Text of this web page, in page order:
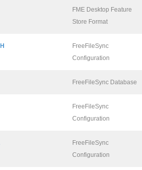
FME Desktop Feature
Store Format
FreeFileSync
Configuration
FreeFileSync Database
FreeFileSync
Configuration
FreeFileSync
Configuration